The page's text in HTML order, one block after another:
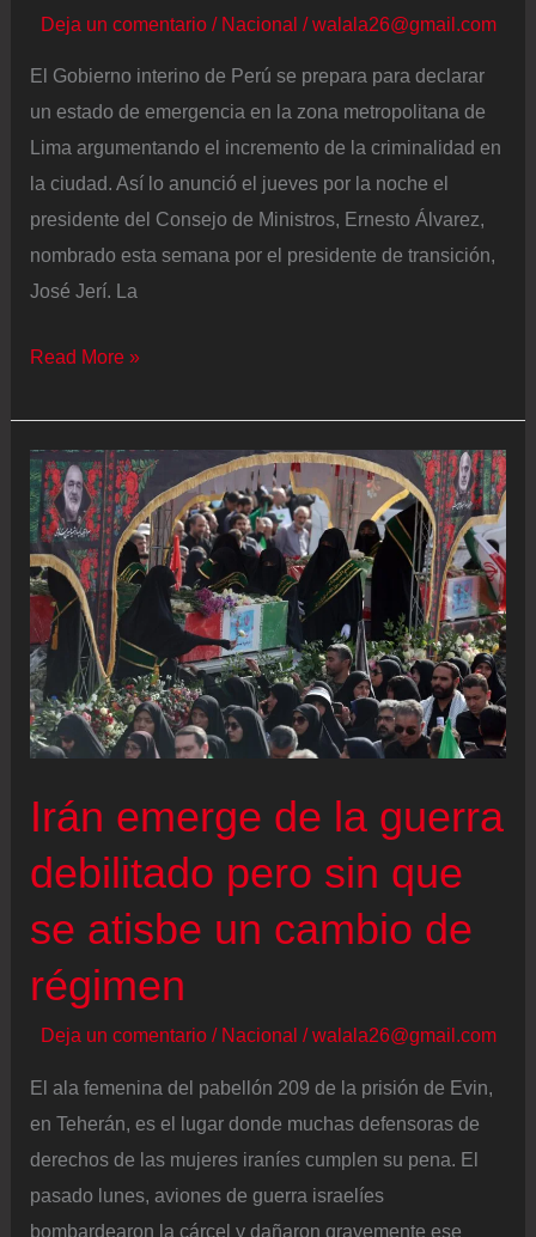
Deja un comentario / Nacional /walala26@gmail.com
El Gobierno interino de Perú se prepara para declarar
un estado de emergencia en la zona metropolitana de
Lima argumentando el incremento de la criminalidad en
la ciudad. Así lo anunció el jueves por la noche el
presidente del Consejo de Ministros, Ernesto Álvarez,
nombrado esta semana por el presidente de transición,
José Jerí. La
El
interino
de
Perú
prepara
un
estado
de
emergencia
en
Lima
crisis
de
violencia
Read More »
Irán emerge de la guerra
debilitado pero sin que
se atisbe un cambio de
régimen
Deja un comentario / Nacional /walala26@gmail.com
El ala femenina del pabellón 209 de la prisión de Evin,
en Teherán, es el lugar donde muchas defensoras de
derechos de las mujeres iraníes cumplen su pena. El
pasado lunes, aviones de guerra israelíes
bombardearon la cárcel y dañaron gravemente ese